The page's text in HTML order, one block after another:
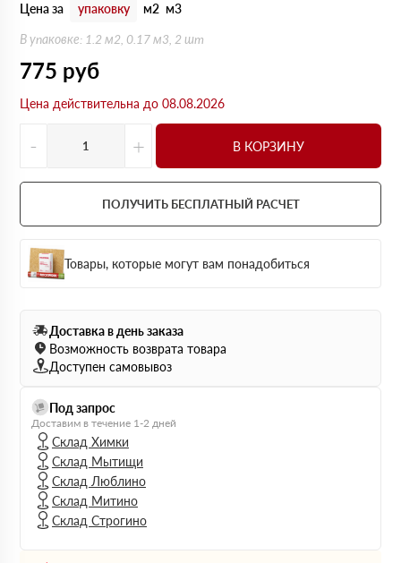
Цена за
упаковку м2 м3
В упаковке: 1.2 м2, 0.17 м3, 2 шт
775 руб
Цена действительна до 08.08.2026
- + В КОРЗИНУ
ПОЛУЧИТЬ БЕСПЛАТНЫЙ РАСЧЕТ
Товары, которые могут вам понадобиться
Доставка в день заказа
Возможность возврата товара
Доступен самовывоз
Под запрос
Доставим в течение 1-2 дней
Склад Химки
Склад Мытищи
Склад Люблино
Склад Митино
Склад Строгино